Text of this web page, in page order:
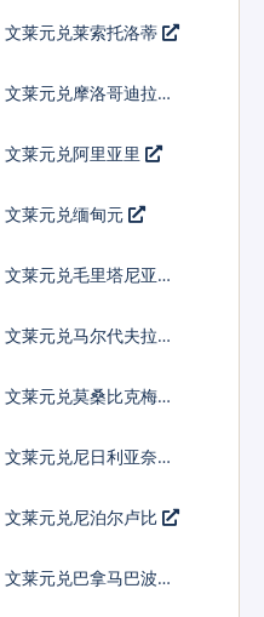
文莱元兑莱索托洛蒂
文莱元兑摩洛哥迪拉姆
文莱元兑阿里亚里
文莱元兑缅甸元
文莱元兑毛里塔尼亚乌
文莱元兑马尔代夫拉菲
文莱元兑莫桑比克梅蒂
文莱元兑尼日利亚奈拉
文莱元兑尼泊尔卢比
文莱元兑巴拿马巴波亚